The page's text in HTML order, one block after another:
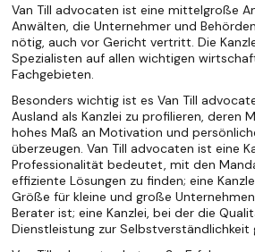
Van Till advocaten ist eine mittelgroße
Anwälten, die Unternehmer und
nötig, auch vor Gericht vertritt. Die
Spezialisten auf allen wichtigen
Fachgebieten.
Besonders wichtig ist es Van Till
Ausland als Kanzlei zu profilieren, deren
hohes Maß an Motivation und
überzeugen. Van Till advocaten ist eine
Professionalität bedeutet, mit den
effiziente Lösungen zu finden; eine
Größe für kleine und große
Berater ist; eine Kanzlei, bei der die
Dienstleistung zur Selbstverständlichkeit